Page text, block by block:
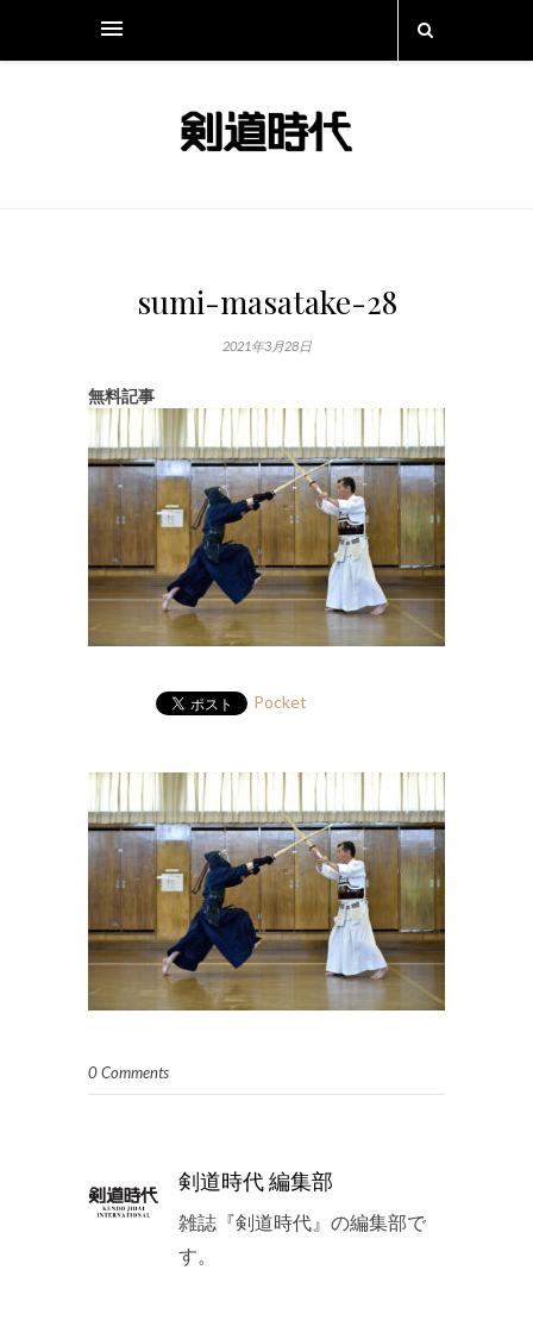
sumi-masatake-28
2021年3月28日
無料記事
Pocket
0 Comments
剣道時代 編集部
雑誌『剣道時代』の編集部で
す。